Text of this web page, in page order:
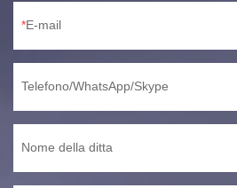
E-mail
Telefono/WhatsApp/Skype
Nome della ditta